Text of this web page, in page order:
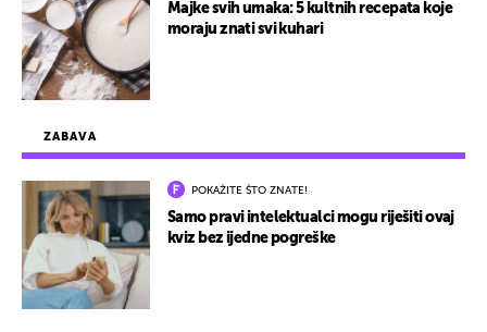
ZABAVA
POKAŽITE ŠTO ZNATE!
Samo pravi intelektualci mogu riješiti ovaj
kviz bez ijedne pogreške
Majke svih umaka: 5 kultnih recepata koje
moraju znati svi kuhari